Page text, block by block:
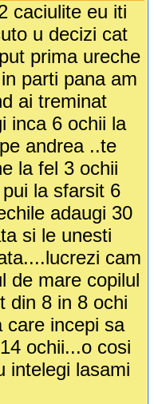
caciulite eu iti
u decizi cat
prima ureche
parti pana am
ai treminat
inca 6 ochii la
andrea ..te
la fel 3 ochii
la sfarsit 6
adaugi 30
si le unesti
cam
de mare copilul
din 8 in 8 ochi
care incepi sa
ochii...o cosi
intelegi lasami